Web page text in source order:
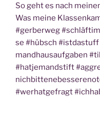
So geht es nach
Was mei­ne
#ger­ber­weg
se #hübsch
mandhaus­auf­ga­ben
#hat­je­mandstift
#wer­hat­ge­fragt